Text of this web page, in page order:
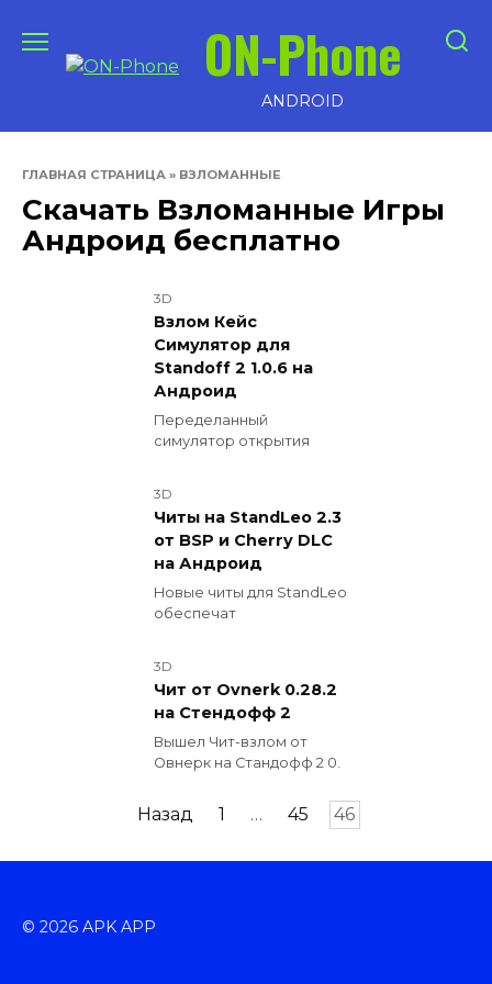
содержанию
ON-Phone
ANDROID
ГЛАВНАЯ СТРАНИЦА » ВЗЛОМАННЫЕ
Скачать Взломанные Игры
Андроид бесплатно
3D
Взлом Кейс
Симулятор для
Standoff 2 1.0.6 на
Андроид
Переделанный
симулятор открытия
3D
Читы на StandLeo 2.3
от BSP и Cherry DLC
на Андроид
Новые читы для StandLeo
обеспечат
3D
Чит от Ovnerk 0.28.2
на Стендофф 2
Вышел Чит-взлом от
Овнерк на Стандофф 2 0.
Назад 1 … 45 46
© 2026 APK APP